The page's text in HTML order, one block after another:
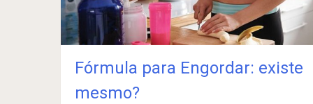
Fórmula para Engordar: existe
mesmo?